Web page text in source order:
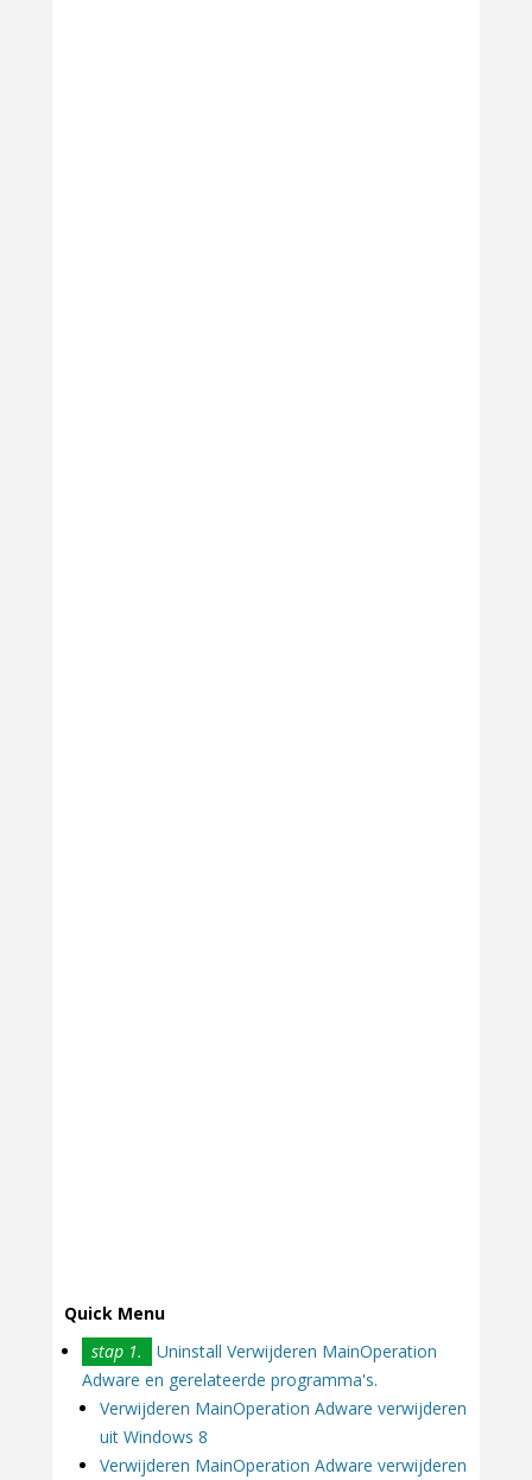
Quick Menu
stap 1.
Uninstall Verwijderen MainOperation
Adware en gerelateerde programma's.
Verwijderen MainOperation Adware verwijderen
uit Windows 8
Verwijderen MainOperation Adware verwijderen